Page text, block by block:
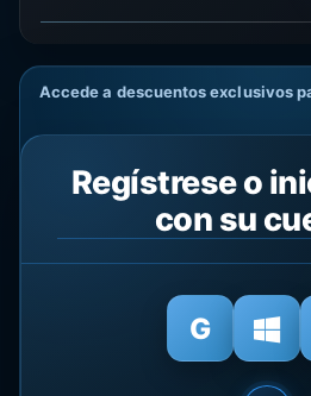
Accede a descuentos exclusivos
Regístrese o
con su